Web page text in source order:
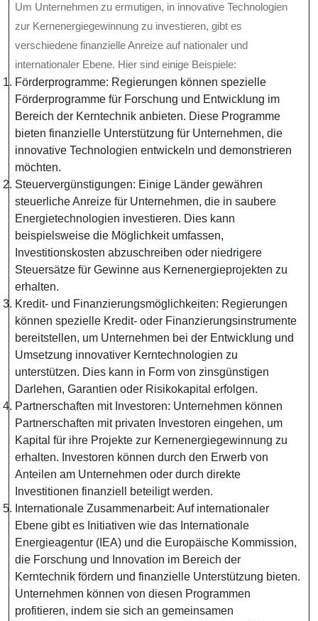
Um Unternehmen zu ermutigen, in innovative Technologien
zur Kernenergiegewinnung zu investieren, gibt es
verschiedene finanzielle Anreize auf nationaler und
internationaler Ebene. Hier sind einige Beispiele:
Förderprogramme: Regierungen können spezielle
Förderprogramme für Forschung und Entwicklung im
Bereich der Kerntechnik anbieten. Diese Programme
bieten finanzielle Unterstützung für Unternehmen, die
innovative Technologien entwickeln und demonstrieren
möchten.
Steuervergünstigungen: Einige Länder gewähren
steuerliche Anreize für Unternehmen, die in saubere
Energietechnologien investieren. Dies kann
beispielsweise die Möglichkeit umfassen,
Investitionskosten abzuschreiben oder niedrigere
Steuersätze für Gewinne aus Kernenergieprojekten zu
erhalten.
Kredit- und Finanzierungsmöglichkeiten: Regierungen
können spezielle Kredit- oder Finanzierungsinstrumente
bereitstellen, um Unternehmen bei der Entwicklung und
Umsetzung innovativer Kerntechnologien zu
unterstützen. Dies kann in Form von zinsgünstigen
Darlehen, Garantien oder Risikokapital erfolgen.
Partnerschaften mit Investoren: Unternehmen können
Partnerschaften mit privaten Investoren eingehen, um
Kapital für ihre Projekte zur Kernenergiegewinnung zu
erhalten. Investoren können durch den Erwerb von
Anteilen am Unternehmen oder durch direkte
Investitionen finanziell beteiligt werden.
Internationale Zusammenarbeit: Auf internationaler
Ebene gibt es Initiativen wie das Internationale
Energieagentur (IEA) und die Europäische Kommission,
die Forschung und Innovation im Bereich der
Kerntechnik fördern und finanzielle Unterstützung bieten.
Unternehmen können von diesen Programmen
profitieren, indem sie sich an gemeinsamen